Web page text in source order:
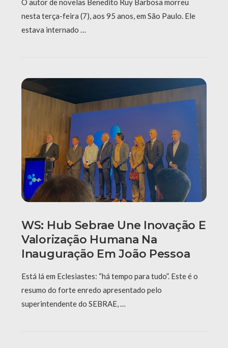
O autor de novelas Benedito Ruy Barbosa morreu
nesta terça-feira (7), aos 95 anos, em São Paulo. Ele
estava internado …
WS: Hub Sebrae Une Inovação E
Valorização Humana Na
Inauguração Em João Pessoa
Está lá em Eclesiastes: “há tempo para tudo”. Este é o
resumo do forte enredo apresentado pelo
superintendente do SEBRAE, …